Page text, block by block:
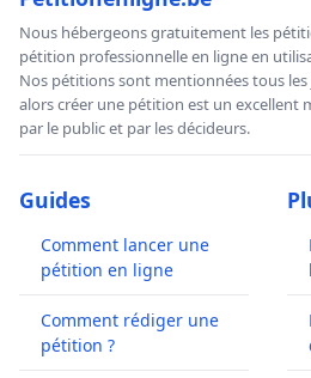
Nous hébergeons gratuitement les
pétition professionnelle en ligne en
Nos pétitions sont mentionnées tous
alors créer une pétition est un excellent
par le public et par les décideurs.
Guides
Comment lancer une
pétition en ligne
Comment rédiger une
pétition ?